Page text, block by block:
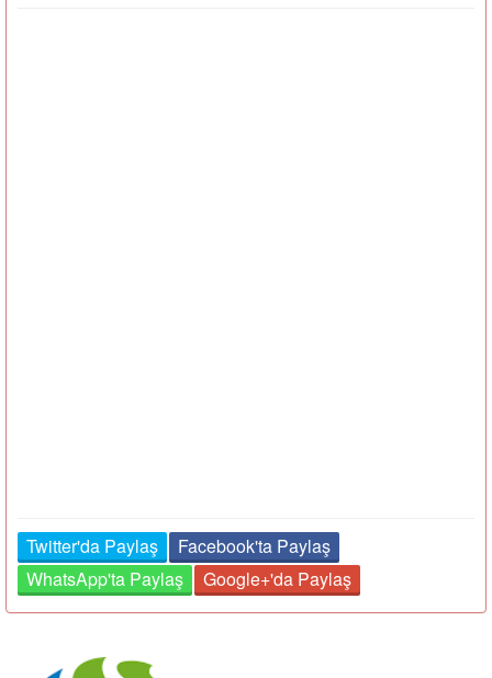
Twitter'da Paylaş
Facebook'ta Paylaş
WhatsApp'ta Paylaş
Google+'da Paylaş